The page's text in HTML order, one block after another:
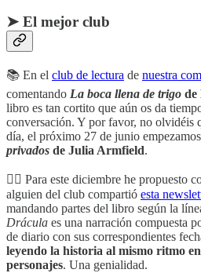
➤ El mejor club
📚 En el club de lectura de nuestra
comentando La boca llena de trigo de
libro es tan cortito que aún os da
conversación. Y por favor, no olvidéis
día, el próximo 27 de junio
privados de Julia Armfield.
🧛‍♂️ Para este diciembre he propuesto
alguien del club compartió esta
mandando partes del libro según la
Drácula es una narración compuesta
de diario con sus correspondientes
leyendo la historia al mismo ritmo
personajes. Una genialidad.